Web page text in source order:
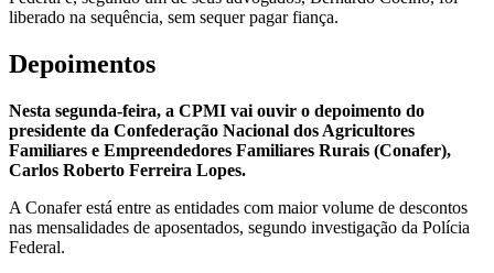
liberado na sequência, sem sequer pagar fiança.
Depoimentos
Nesta segunda-feira, a CPMI vai ouvir o depoimento do
presidente da Confederação Nacional dos Agricultores
Familiares e Empreendedores Familiares Rurais (Conafer),
Carlos Roberto Ferreira Lopes.
A Conafer está entre as entidades com maior volume de descontos
nas mensalidades de aposentados, segundo investigação da Polícia
Federal.